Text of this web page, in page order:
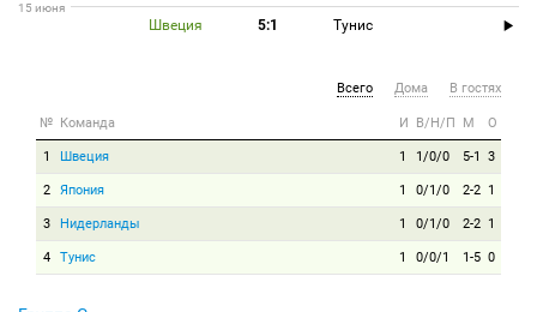
15 июня
Швеция 5:1 Тунис
Всего Дома В гостях
№ Команда И В/Н/П М О
1 Швеция 1 1/0/0 5-1 3
2 Япония 1 0/1/0 2-2 1
3 Нидерланды 1 0/1/0 2-2 1
4 Тунис 1 0/0/1 1-5 0